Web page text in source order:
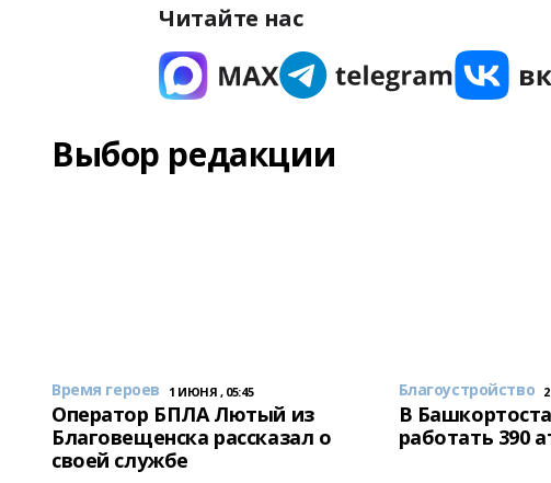
Читайте нас
Выбор редакции
Время героев 1 ИЮНЯ , 05:45
Оператор БПЛА Лютый из
Благовещенска рассказал о
своей службе
Благоустройство
В
работать 390